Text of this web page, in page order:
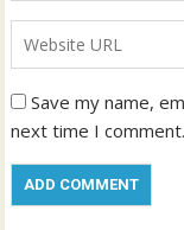
Save my name,
next time I comment.